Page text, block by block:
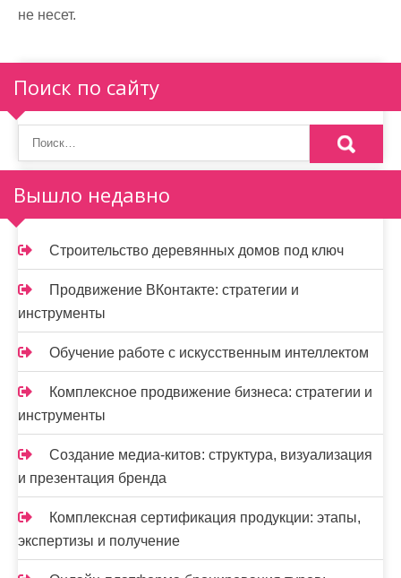
не несет.
Поиск по сайту
Вышло недавно
Строительство деревянных домов под ключ
Продвижение ВКонтакте: стратегии и
инструменты
Обучение работе с искусственным интеллектом
Комплексное продвижение бизнеса: стратегии и
инструменты
Создание медиа-китов: структура, визуализация
и презентация бренда
Комплексная сертификация продукции: этапы,
экспертизы и получение